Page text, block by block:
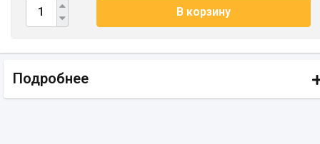
В корзину
Подробнее